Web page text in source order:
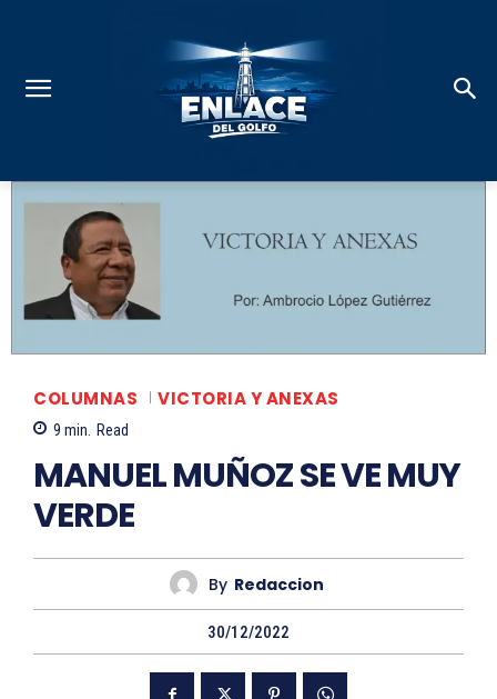
COLUMNAS VICTORIA Y ANEXAS
9 min. Read
MANUEL MUÑOZ SE VE MUY
VERDE
By Redaccion
30/12/2022